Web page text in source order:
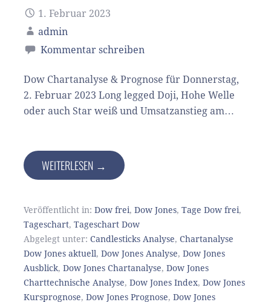
1. Februar 2023
admin
Kommentar schreiben
Dow Chartanalyse & Prognose für Donnerstag,
2. Februar 2023 Long legged Doji, Hohe Welle
oder auch Star weiß und Umsatzanstieg am…
WEITERLESEN →
Veröffentlicht in: Dow frei, Dow Jones, Tage Dow frei,
Tageschart, Tageschart Dow
Abgelegt unter: Candlesticks Analyse, Chartanalyse
Dow Jones aktuell, Dow Jones Analyse, Dow Jones
Ausblick, Dow Jones Chartanalyse, Dow Jones
Charttechnische Analyse, Dow Jones Index, Dow Jones
Kursprognose, Dow Jones Prognose, Dow Jones